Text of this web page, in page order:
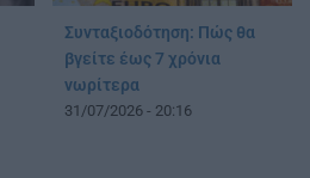
Συνταξιοδότηση: Πώς θα
βγείτε έως 7 χρόνια
νωρίτερα
31/07/2026 - 20:16